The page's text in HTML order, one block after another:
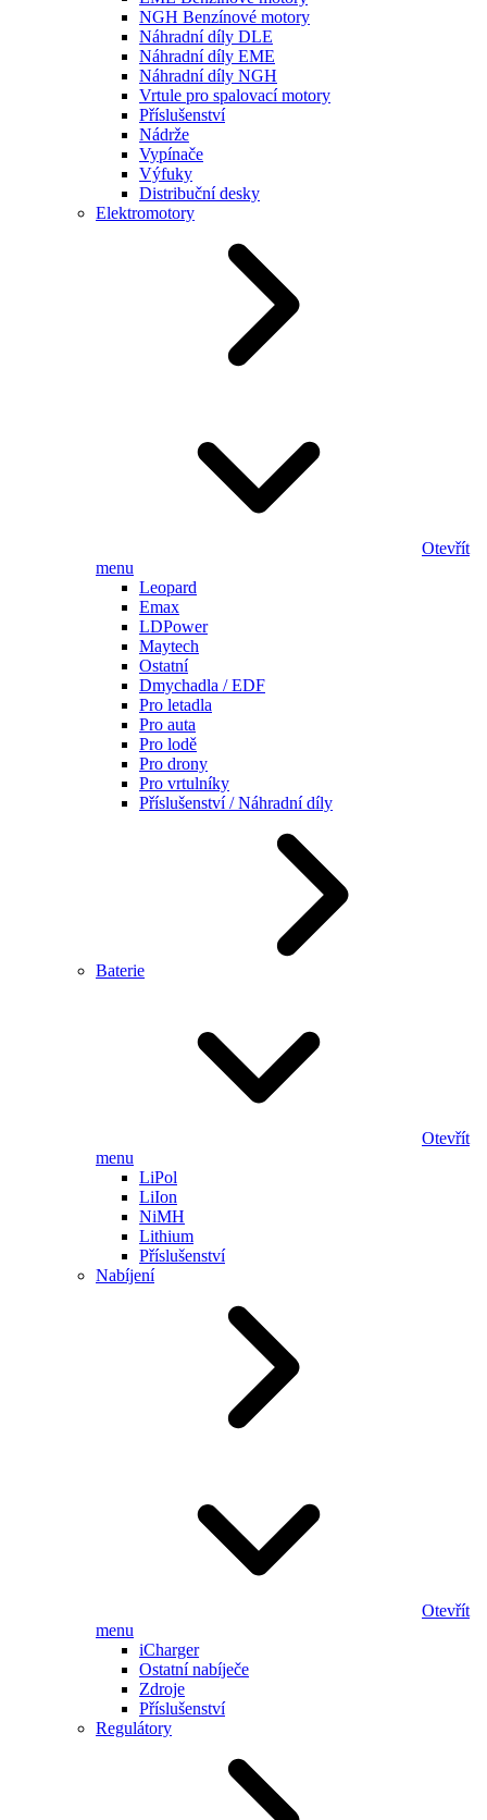
NGH Benzínové motory
Náhradní díly DLE
Náhradní díly EME
Náhradní díly NGH
Vrtule pro spalovací motory
Příslušenství
Nádrže
Vypínače
Výfuky
Distribuční desky
Elektromotory
Otevřít
menu
Leopard
Emax
LDPower
Maytech
Ostatní
Dmychadla / EDF
Pro letadla
Pro auta
Pro lodě
Pro drony
Pro vrtulníky
Příslušenství / Náhradní díly
Baterie
Otevřít
menu
LiPol
LiIon
NiMH
Lithium
Příslušenství
Nabíjení
Otevřít
menu
iCharger
Ostatní nabíječe
Zdroje
Příslušenství
Regulátory